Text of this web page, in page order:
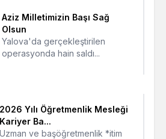
Aziz Milletimizin Başı Sağ
Olsun
Yalova'da gerçekleştirilen
operasyonda hain saldı...
2026 Yılı Öğretmenlik Mesleği
Kariyer Ba...
Uzman ve başöğretmenlik *itim